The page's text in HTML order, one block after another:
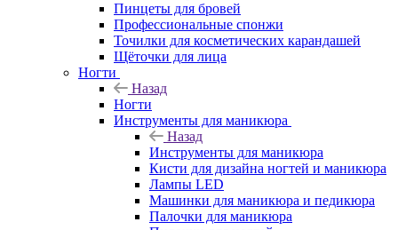
Пинцеты для бровей
Профессиональные спонжи
Точилки для косметических карандашей
Щёточки для лица
Ногти
Назад
Ногти
Инструменты для маникюра
Назад
Инструменты для маникюра
Кисти для дизайна ногтей и маникюра
Лампы LED
Машинки для маникюра и педикюра
Палочки для маникюра